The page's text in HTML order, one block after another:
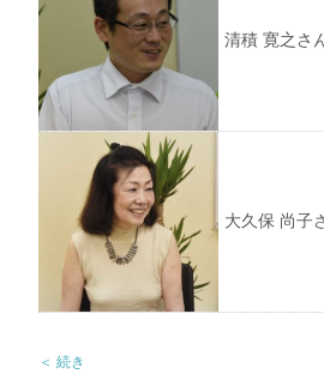
清積 寛之さ
大久保 尚子
＜ 続き